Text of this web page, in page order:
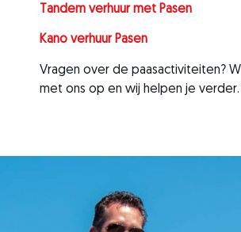
Tandem verhuur met Pasen
Kano verhuur Pasen
Vragen over de paasactiviteiten?
met ons op en wij helpen je verder.